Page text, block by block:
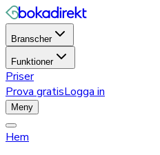
Branscher
Funktioner
Priser
Prova gratisLogga in
Meny
Hem